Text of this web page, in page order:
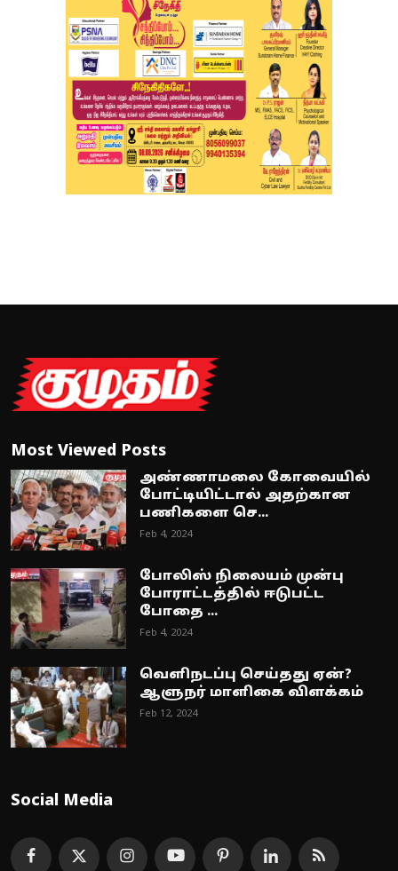
Most Viewed Posts
அண்ணாமலை கோவையில்
போட்டியிட்டால் அதற்கான
பணிகளை செ...
Feb 4, 2024
போலிஸ் நிலையம் முன்பு
போராட்டத்தில் ஈடுபட்ட
போதை ...
Feb 4, 2024
வெளிநடப்பு செய்தது ஏன்?
ஆளுநர் மாளிகை விளக்கம்
Feb 12, 2024
Social Media